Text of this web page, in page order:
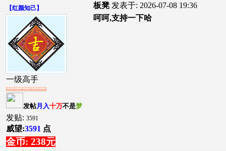
【红颜知己 】
一级高手
发帖月入十万不是梦
发贴: 3591
威望:3591 点
金币: 238元
板凳 发表于: 2026-07-08 19:36
呵呵,支持一下哈